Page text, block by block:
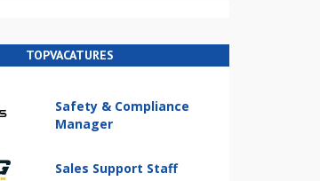
TOPVACATURES
Safety & Compliance
Manager
Sales Support Staff